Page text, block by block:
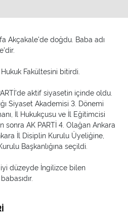
Akçakale'de doğdu. Baba adı
Fakültesini bitirdi.
aktif siyasetin içinde oldu.
Siyaset Akademisi 3. Dönemi
İl Hukukçusu ve İl Eğitimcisi
AK PARTİ 4. Olağan Ankara
İl Disiplin Kurulu Üyeliğine,
Başkanlığına seçildi.
düzeyde İngilizce bilen